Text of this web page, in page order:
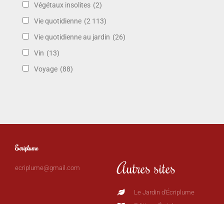
Végétaux insolites (2)
Vie quotidienne (2 113)
Vie quotidienne au jardin (26)
Vin (13)
Voyage (88)
Ecriplume
ecriplume@gmail.com Autres sites
Le Jardin d'Écriplume